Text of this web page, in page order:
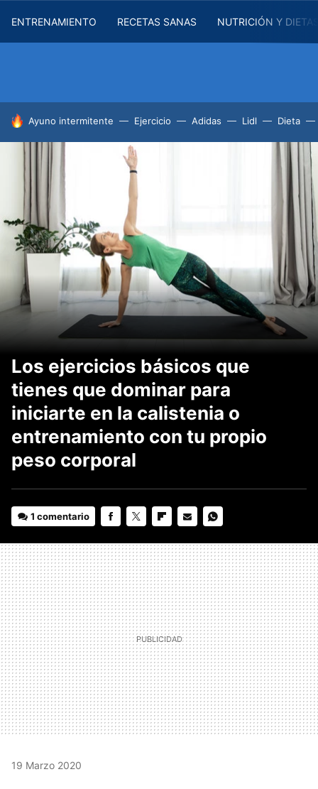
ENTRENAMIENTO RECETAS SANAS NUTRICIÓN Y
HOY SE HABLA DE
Ayuno intermitente Ejercicio Adidas Lidl Dieta
Los ejercicios básicos que
tienes que dominar para
iniciarte en la calistenia o
entrenamiento con tu propio
peso corporal
1 comentario
MAIL
19 Marzo 2020